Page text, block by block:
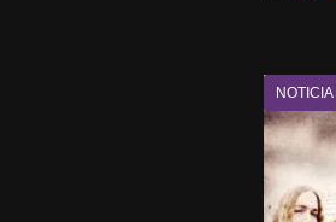
NOTICIA